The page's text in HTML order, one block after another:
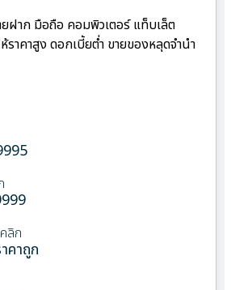
ฝาก มือถือ คอมพิวเตอร์ แท็บเล็ต
าคาสูง ดอกเบี้ยต่ำ ขายของหลุดจำนำ
ลิก
คาถูก